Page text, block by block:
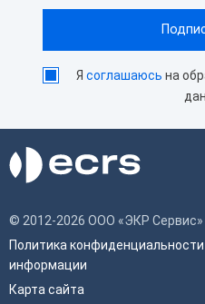
Ясоглашаюсь на
© 2012-2026 ООО «ЭКР Сервис»
Политика
информации
Карта сайта